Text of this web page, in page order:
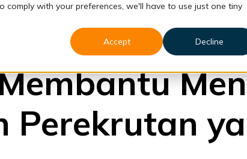
with your preferences, we'll have to use just one tiny
Accept
Decline
Hiring
Perekrutan